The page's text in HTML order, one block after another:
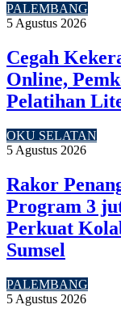
PALEMBANG
5 Agustus 2026
Cegah
Online,
Pelatihan
OKU SELATAN
5 Agustus 2026
Rakor
Program 3
Perkuat
Sumsel
PALEMBANG
5 Agustus 2026